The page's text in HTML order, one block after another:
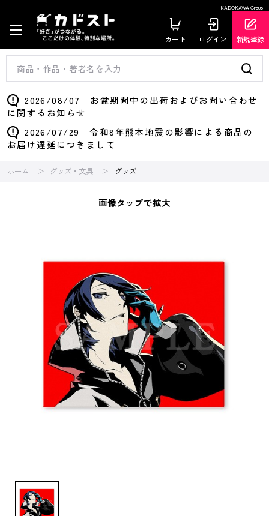
KADOKAWA Group
カート ログイン 新規登録
2026/08/07 お盆期間中の出荷およびお問い合わせ
に関するお知らせ
2026/07/29 令和8年熊本地震の影響による商品の
お届け遅延につきまして
ホーム グッズ・文具 グッズ
画像タップで拡大